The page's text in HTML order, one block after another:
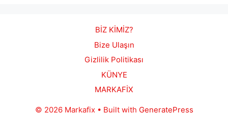
BİZ KİMİZ?
Bize Ulaşın
Gizlilik Politikası
KÜNYE
MARKAFİX
© 2026 Markafix• Built with GeneratePress